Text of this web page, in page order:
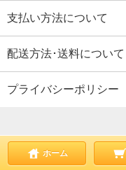
支払い方法について
配送方法･送料について
プライバシーポリシー
ホーム